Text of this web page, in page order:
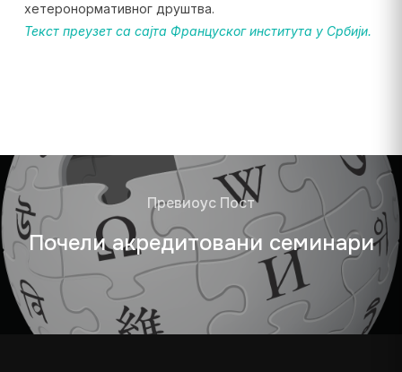
хетеронормативног друштва.
Текст преузет са сајта Француског института у Србији.
Превиоус Пост
Почели акредитовани семинари